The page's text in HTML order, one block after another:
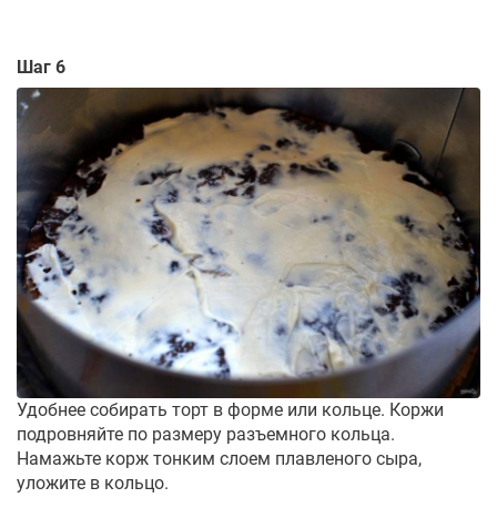
Шаг 6
Удобнее собирать торт в форме или кольце. Коржи
подровняйте по размеру разъемного кольца.
Намажьте корж тонким слоем плавленого сыра,
уложите в кольцо.